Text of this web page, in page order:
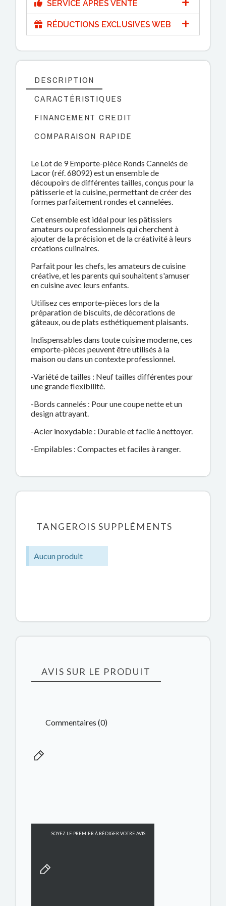
SERVICE APRÈS VENTE
RÉDUCTIONS EXCLUSIVES WEB
DESCRIPTION
CARACTÉRISTIQUES
FINANCEMENT CREDIT
COMPARAISON RAPIDE
Le Lot de 9 Emporte-pièce Ronds Cannelés de
Lacor (réf. 68092) est un ensemble de
découpoirs de différentes tailles, conçus pour la
pâtisserie et la cuisine, permettant de créer des
formes parfaitement rondes et cannelées.
Cet ensemble est idéal pour les pâtissiers
amateurs ou professionnels qui cherchent à
ajouter de la précision et de la créativité à leurs
créations culinaires.
Parfait pour les chefs, les amateurs de cuisine
créative, et les parents qui souhaitent s'amuser
en cuisine avec leurs enfants.
Utilisez ces emporte-pièces lors de la
préparation de biscuits, de décorations de
gâteaux, ou de plats esthétiquement plaisants.
Indispensables dans toute cuisine moderne, ces
emporte-pièces peuvent être utilisés à la
maison ou dans un contexte professionnel.
-Variété de tailles : Neuf tailles différentes pour
une grande flexibilité.
-Bords cannelés : Pour une coupe nette et un
design attrayant.
-Acier inoxydable : Durable et facile à nettoyer.
-Empilables : Compactes et faciles à ranger.
TANGEROIS SUPPLÉMENTS
Aucun produit
AVIS SUR LE PRODUIT
Commentaires (0)
SOYEZ LE PREMIER À RÉDIGER VOTRE AVIS